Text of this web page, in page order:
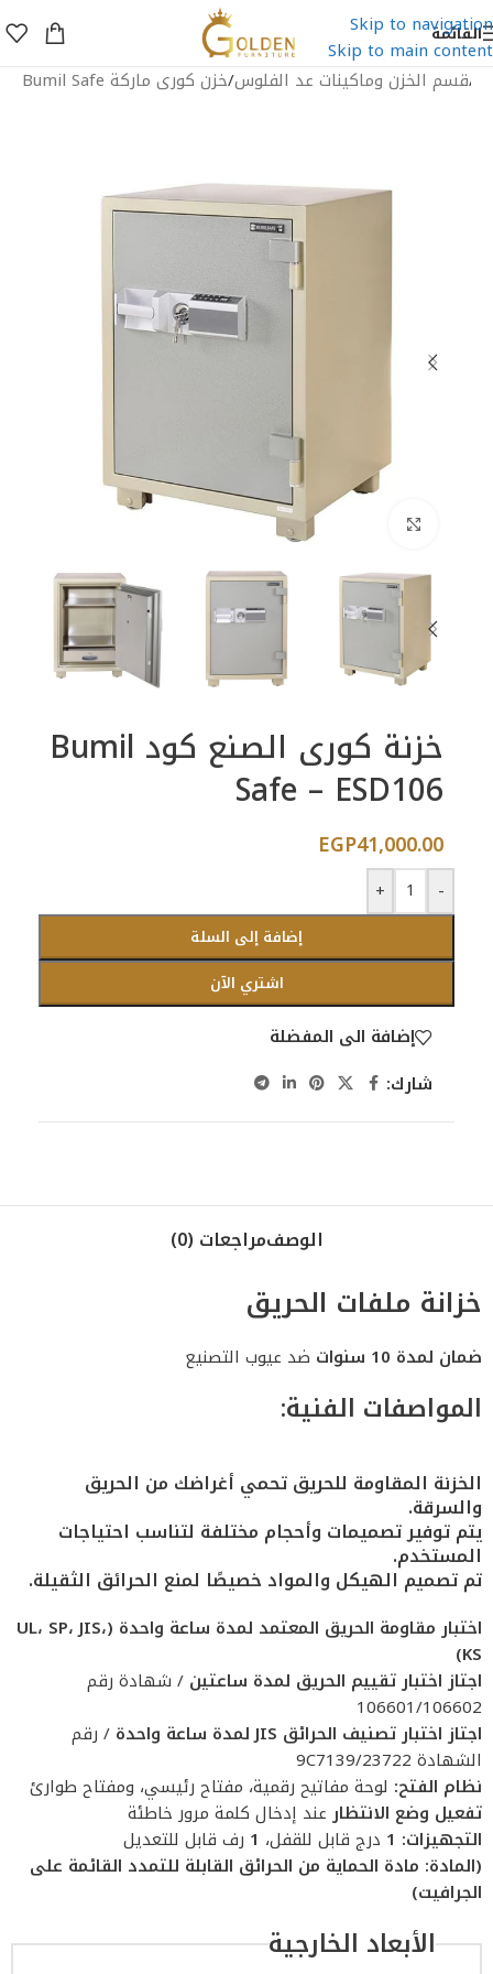
Skip to navigation
Skip to main content
القائمة
/قسم الخزن وماكينات عد الفلوس/خزن كورى ماركة Bumil Safe
اضغط للتكبير
خزنة كورى الصنع كود Bumil
Safe – ESD106
EGP41,000.00
-
+
إضافة إلى السلة
اشتري الآن
إضافة الى المفضلة
شارك:
الوصفمراجعات (0)
خزانة ملفات الحريق
ضمان لمدة 10 سنوات ضد عيوب التصنيع
المواصفات الفنية:
الخزنة المقاومة للحريق تحمي أغراضك من الحريق
والسرقة.
يتم توفير تصميمات وأحجام مختلفة لتناسب احتياجات
المستخدم.
تم تصميم الهيكل والمواد خصيصًا لمنع الحرائق الثقيلة.
اختبار مقاومة الحريق المعتمد لمدة ساعة واحدة (UL، SP، JIS،
KS)
اجتاز اختبار تقييم الحريق لمدة ساعتين / شهادة رقم
106601/106602
اجتاز اختبار تصنيف الحرائق JIS لمدة ساعة واحدة
/ رقم
الشهادة 9C7139/23722
نظام الفتح: لوحة مفاتيح رقمية، مفتاح رئيسي، ومفتاح طوارئ
تفعيل وضع الانتظار عند إدخال كلمة مرور خاطئة
التجهيزات: 1 درج قابل للقفل، 1 رف قابل للتعديل
(المادة: مادة الحماية من الحرائق القابلة للتمدد القائمة على
الجرافيت)
الأبعاد الخارجية